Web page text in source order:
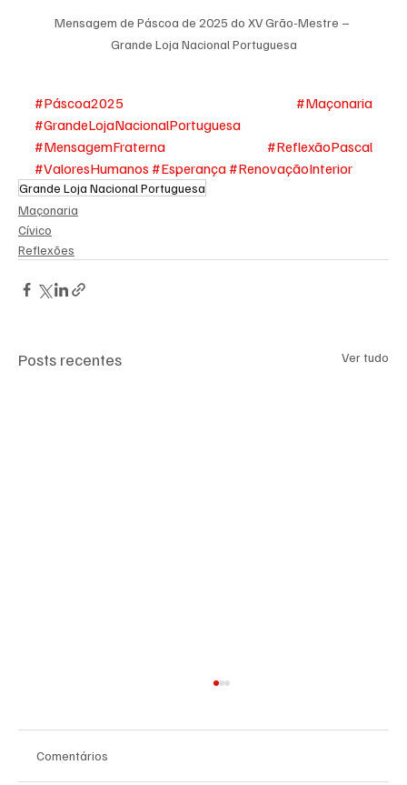
Mensagem de Páscoa de 2025 do XV Grão-Mestre –
Grande Loja Nacional Portuguesa
#Páscoa2025
#Maçonaria
#GrandeLojaNacionalPortuguesa
#MensagemFraterna
#ReflexãoPascal
#ValoresHumanos #Esperança #RenovaçãoInterior
Grande Loja Nacional Portuguesa
Maçonaria
Cívico
Reflexões
Posts recentes Ver tudo
Comentários